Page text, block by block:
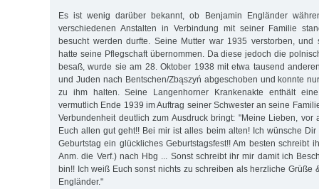
Es ist wenig darüber bekannt, ob Benjamin Engländer
verschiedenen Anstalten in Verbindung mit seiner Familie
besucht werden durfte. Seine Mutter war 1935 verstorben, und
hatte seine Pflegschaft übernommen. Da diese jedoch die
besaß, wurde sie am 28. Oktober 1938 mit etwa tausend
und Juden nach Bentschen/Zbąszyń abgeschoben und konnte
zu ihm halten. Seine Langenhorner Krankenakte enthält
vermutlich Ende 1939 im Auftrag seiner Schwester an seine
Verbundenheit deutlich zum Ausdruck bringt: "Meine Lieben, vor
Euch allen gut geht!! Bei mir ist alles beim alten! Ich wünsche
Geburtstag ein glückliches Geburtstagsfest!! Am besten schreibt
Anm. die Verf.) nach Hbg ... Sonst schreibt ihr mir damit ich
bin!! Ich weiß Euch sonst nichts zu schreiben als herzliche Grüße
Engländer."